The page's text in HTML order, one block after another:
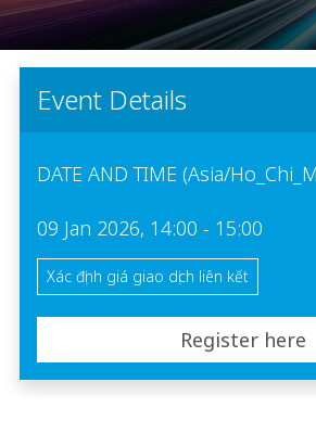
Event Details
DATE AND TIME (Asia/
09 Jan 2026, 14:00 - 15:00
Xác định giá giao dịch liên kết
Register here